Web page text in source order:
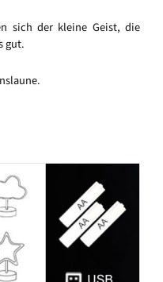
sich der kleine Geist, die
gut.